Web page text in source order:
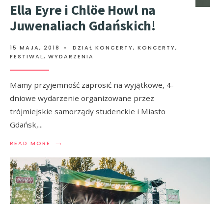
Ella Eyre i Chlöe Howl na
Juwenaliach Gdańskich!
15 MAJA, 2018 • DZIAŁ KONCERTY, KONCERTY,
FESTIWAL, WYDARZENIA
Mamy przyjemność zaprosić na wyjątkowe, 4-
dniowe wydarzenie organizowane przez
trójmiejskie samorządy studenckie i Miasto
Gdańsk,...
READ MORE →